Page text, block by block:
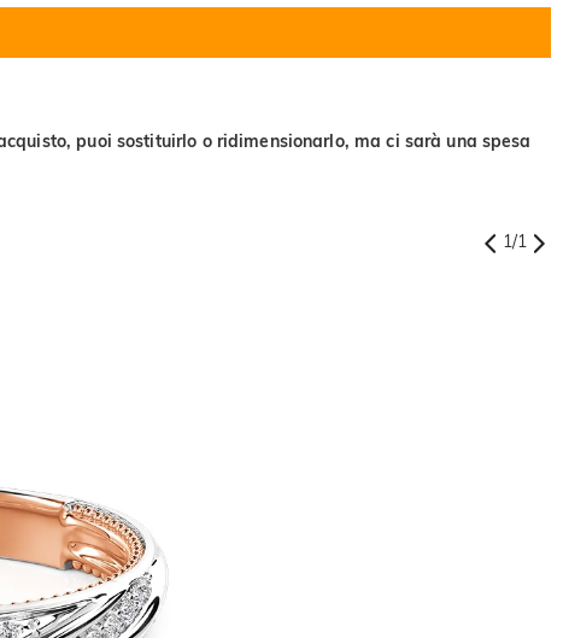
puoi sostituirlo o ridimensionarlo, ma ci sarà una spesa
1/1